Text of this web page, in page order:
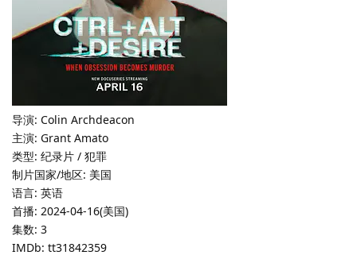
导演: Colin Archdeacon
主演: Grant Amato
类型: 纪录片 / 犯罪
制片国家/地区: 美国
语言: 英语
首播: 2024-04-16(美国)
集数: 3
IMDb: tt31842359